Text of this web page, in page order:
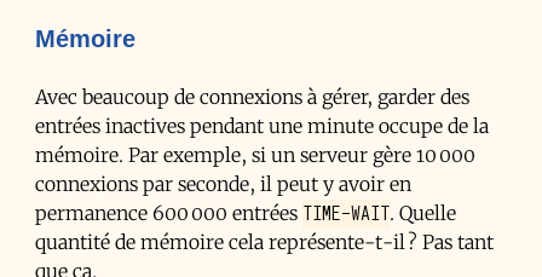
Mémoire
Avec beaucoup de connexions à gérer, garder des
entrées inactives pendant une minute occupe de la
mémoire. Par exemple, si un serveur gère 10 000
connexions par seconde, il peut y avoir en
permanence 600 000 entrées TIME-WAIT. Quelle
quantité de mémoire cela représente-t-il ? Pas tant
que ça.